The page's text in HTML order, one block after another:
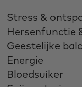
Stress &
Hersenfunctie
Geestelijke
Energie
Bloedsuiker